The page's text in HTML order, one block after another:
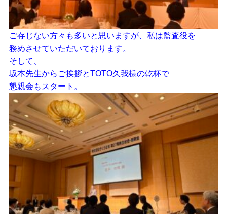
ご存じない方々も多いと思いますが、私は監査役を
務めさせていただいております。
そして、
坂本先生からご挨拶とTOTO久我様の乾杯で
懇親会もスタート。